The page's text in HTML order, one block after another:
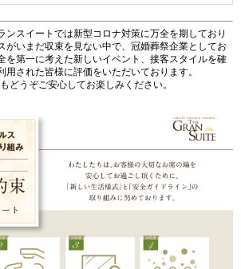
ンスイートでは新型コロナ対策に万全を期しており
がいまだ収束を見ない中で、冠婚葬祭企業としてお
を第一に考えた新しいイベント、接客スタイルを確
用された皆様に評価をいただいております。
どうぞご安心してお楽しみください。